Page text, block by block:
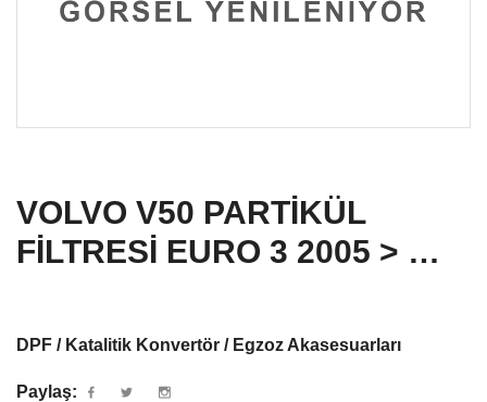
VOLVO V50 PARTİKÜL
FİLTRESİ EURO 3 2005 > …
DPF / Katalitik Konvertör / Egzoz Akasesuarları
Paylaş: